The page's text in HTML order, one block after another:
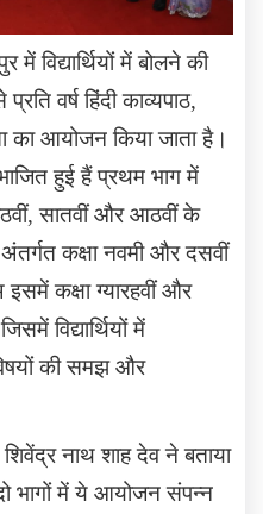
में विद्यार्थियों में बोलने की
वर्ष हिंदी काव्यपाठ,
का आयोजन किया जाता है।
हुई हैं प्रथम भाग में
,सातवीं और आठवीं के
कक्षा नवमी और दसवीं
कक्षा ग्यारहवीं और
विद्यार्थियों में
की समझ और
नाथ शाह देव ने बताया
भागों में ये आयोजन संपन्न